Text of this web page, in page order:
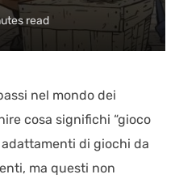
read
nel mondo dei
cosa significhi “gioco
di giochi da
ma questi non